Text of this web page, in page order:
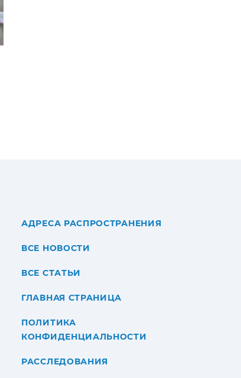
АДРЕСА РАСПРОСТРАНЕНИЯ
ВСЕ НОВОСТИ
ВСЕ СТАТЬИ
ГЛАВНАЯ СТРАНИЦА
ПОЛИТИКА
КОНФИДЕНЦИАЛЬНОСТИ
РАССЛЕДОВАНИЯ